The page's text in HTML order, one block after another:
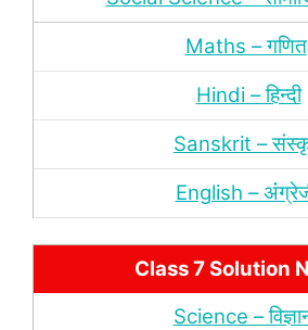
Maths – गणित
Hindi – हिन्‍दी
Sanskrit –
English –
Class 7 Solution
Science –